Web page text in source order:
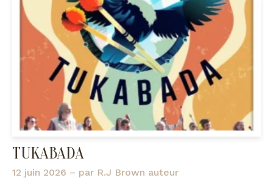
TUKABADA
12 juin 2026 – par R.J Brown auteur